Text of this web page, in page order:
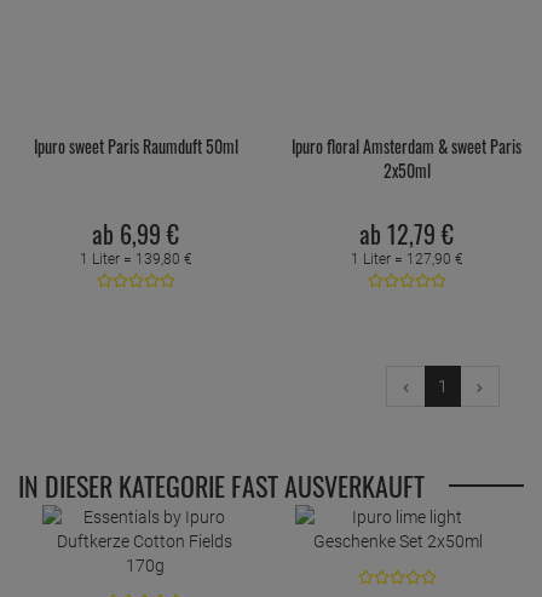
Ipuro sweet Paris Raumduft 50ml
ab 6,99 €
1 Liter = 139,80 €
Ipuro floral Amsterdam & sweet Paris
2x50ml
ab 12,79 €
1 Liter = 127,90 €
1
IN DIESER KATEGORIE FAST AUSVERKAUFT